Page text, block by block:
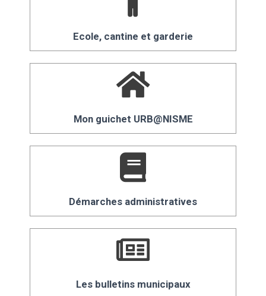
Ecole, cantine et garderie
Mon guichet URB@NISME
Démarches administratives
Les bulletins municipaux